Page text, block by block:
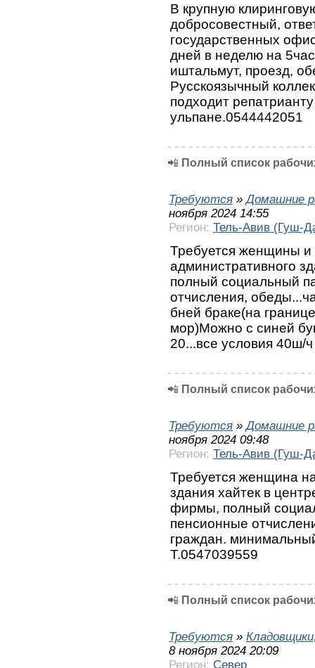
В крупную
добросовестный,
государственных
дней в неделю на
иштальмут, проезд,
Русскоязычный
подходит
ульпане.0544442051
📲 Полный список
Требуются »Домашние
ноября 2024 14:55
Регион: Тель-Авив (Гуш-
Требуется женщины
административного
полный социальный
отчисления,
бней браке(на
мор)Можно с синей
20...все условия 40ш/
📲 Полный список
Требуются »Домашние
ноября 2024 09:48
Регион: Тель-Авив (Гуш-
Требуется женщина
здания хайтек в
фирмы, полный
пенсионные
граждан.
Т.0547039559
📲 Полный список
Требуются »
8 ноября 2024 20:09
Регион: Север